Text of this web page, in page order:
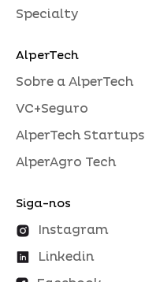
Specialty
AlperTech
Sobre a AlperTech
VC+Seguro
AlperTech Startups
AlperAgro Tech
Siga-nos
Instagram
Linkedin